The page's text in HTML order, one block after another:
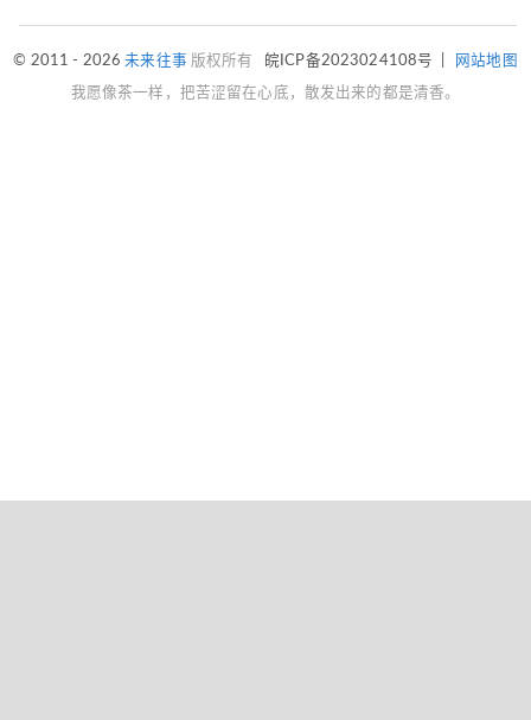
© 2011 - 2026未来往事 版权所有 皖ICP备2023024108号 网站地图
我愿像茶一样，把苦涩留在心底，散发出来的都是清香。